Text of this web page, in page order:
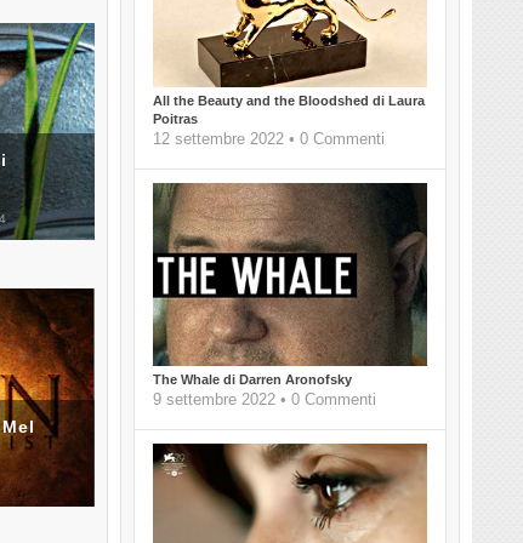
All the Beauty and the Bloodshed di Laura
Poitras
12 settembre 2022 • 0 Commenti
The Whale di Darren Aronofsky
9 settembre 2022 • 0 Commenti